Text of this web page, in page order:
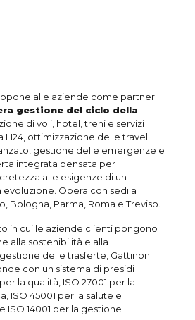
alle aziende come partner
gestione del ciclo della
di voli, hotel, treni e servizi
H24, ottimizzazione delle travel
gestione delle emergenze e
integrata pensata per
alle esigenze di un
Opera con sedi a
Bologna, Parma, Roma e Treviso.
in cui le aziende clienti pongono
alla sostenibilità e alla
delle trasferte, Gattinoni
con un sistema di presidi
la qualità, ISO 27001 per la
ISO 45001 per la salute e
ISO 14001 per la gestione